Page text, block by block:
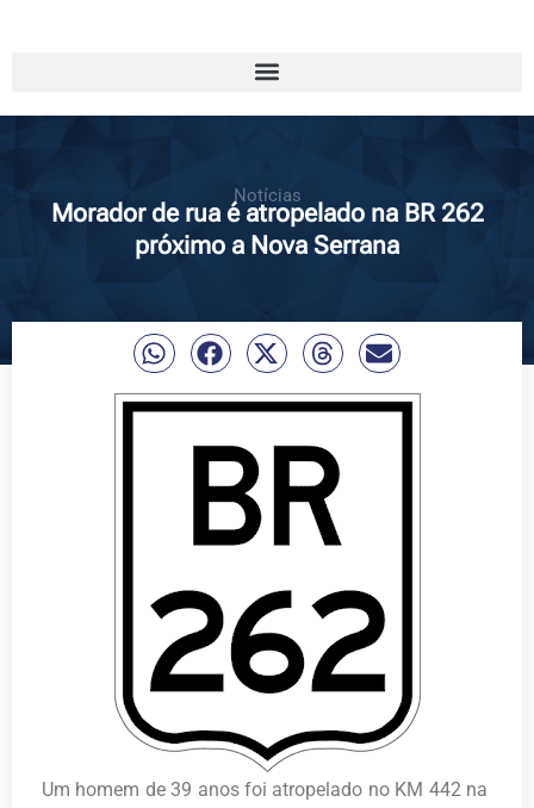
Notícias
Morador de rua é atropelado na BR 262
próximo a Nova Serrana
Um homem de 39 anos foi atropelado no KM 442 na